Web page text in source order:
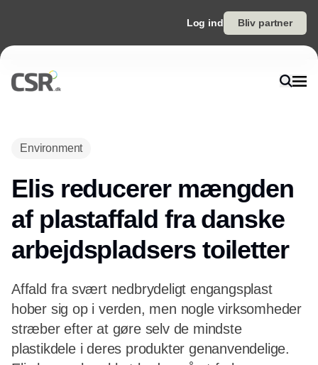
Log ind Bliv partner
Environment
Elis reducerer mængden
af plastaffald fra danske
arbejdspladsers toiletter
Affald fra svært nedbrydeligt engangsplast
hober sig op i verden, men nogle virksomheder
stræber efter at gøre selv de mindste
plastikdele i deres produkter genanvendelige.